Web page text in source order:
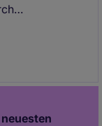
Kunden zu
und